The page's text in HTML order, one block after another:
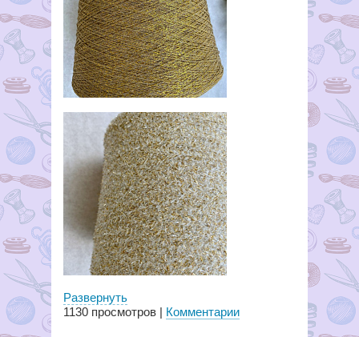
Развернуть
1130 просмотров | Комментарии